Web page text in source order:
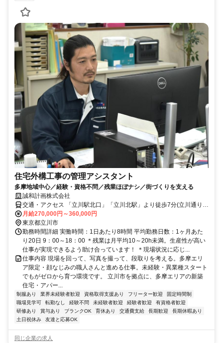
住宅外構工事の管理アシスタント
多摩地域中心／経験・資格不問／残業ほぼナシ／街づくりを支える
誠和計画株式会社
交通・アクセス 「立川駅北口」「立川北駅」より徒歩7分(立川通り沿
い)
月給270,000円～360,000円
東京都立川市
勤務時間詳細 実働時間：1日あたり8時間 平均勤務日数：1ヶ月あた
り20日 9：00～18：00 ＊残業は月平均10～20h未満。生産性が高い
仕事が実現できるよう助け合っています！ ＊現場状況に応じ...
仕事内容 現場を回って、写真を撮って、段取りを考える。多摩エリ
ア限定・顔なじみの職人さんと進める仕事。未経験・異業種スタート
でもがゼロから育つ環境です。 立川市を拠点に、多摩エリアの新築
住宅・アパー...
制服あり 業界未経験者歓迎 資格取得支援あり フリーター歓迎
固定時間制
職場見学可
転勤なし 経験不問 未経験者歓迎 経験者歓迎
有資格者歓迎
研修あり
賞与あり ブランクOK 育休あり 交通費支給 長期歓迎
長期休暇あり
土日祝休み
友達と応募OK
同じ企業の求人